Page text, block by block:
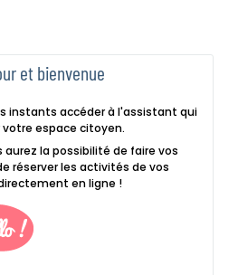
et bienvenue
instants accéder à l'assistant qui
espace citoyen.
la possibilité de faire vos
réserver les activités de vos
en ligne !